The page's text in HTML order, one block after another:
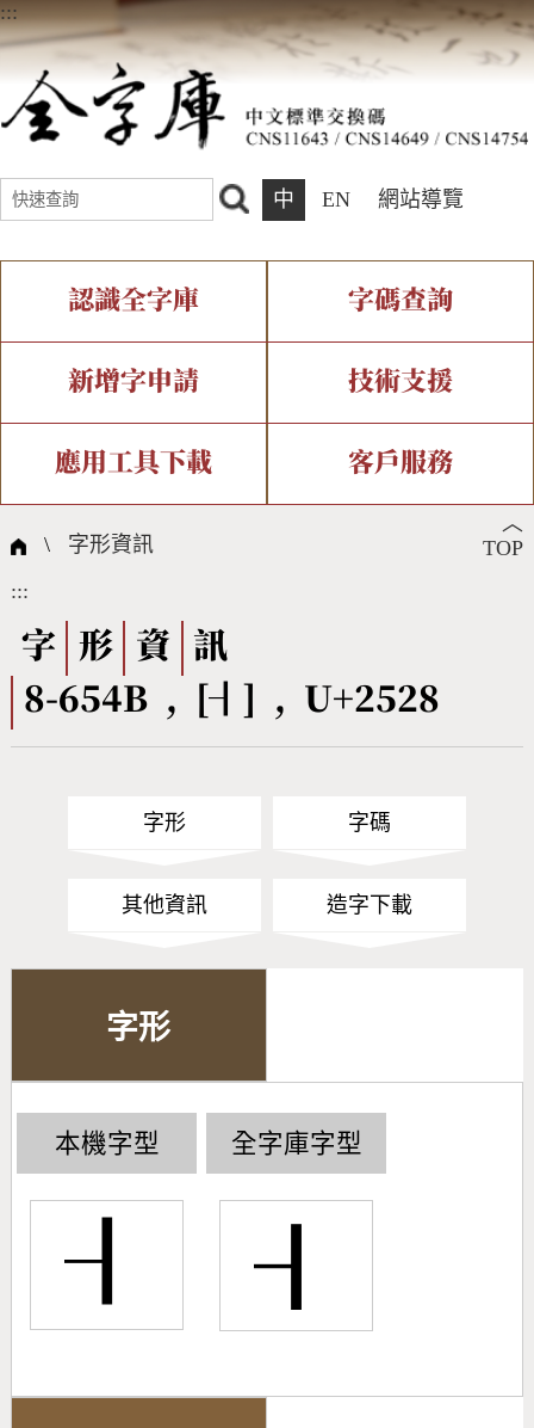
:::
中 EN 網站導覽
認識全字庫
全字庫介紹 全字庫現況
中文碼介紹 專有名詞介紹
國際字碼相關組織
字碼查詢
IDS查詢 部件查詢
複合查詢 注音查詢
筆畫查詢
筆順序查詢
CNS查詢 Unicode查詢
新增字申請
新字申請處理流程
技術支援
字形即時顯示 造字解決方案
全字庫授權 轉碼Web Service
應用工具下載
個人電腦造字處理工具
字形下載
客戶服務
問題集
熱門查詢統計
︿
TOP
\ 字形資訊
:::
字 形 資
訊
8-654B , [┨] , U+2528
字形 字碼
其他資訊 造字下載
字形
本機字型
┨
全字庫字型